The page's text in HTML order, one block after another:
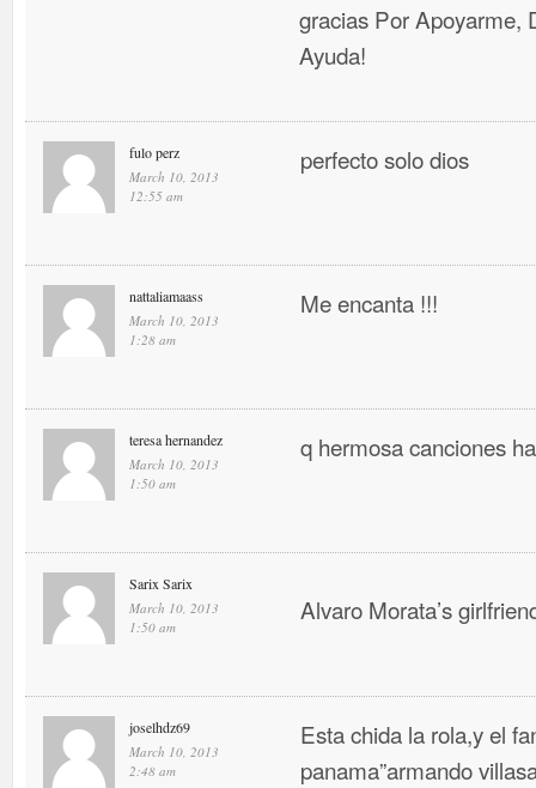
gracias Por Apoyarme,
Ayuda!
fulo perz
March 10, 2013
12:55 am
perfecto solo dios
nattaliamaass
March 10, 2013
1:28 am
Me encanta !!!
teresa hernandez
March 10, 2013
1:50 am
q hermosa canciones
Sarix Sarix
March 10, 2013
1:50 am
Alvaro Morata’s
joselhdz69
March 10, 2013
2:48 am
Esta chida la rola,y el
panama”armando